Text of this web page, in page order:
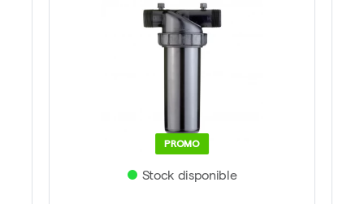
PROMO
Stock disponible